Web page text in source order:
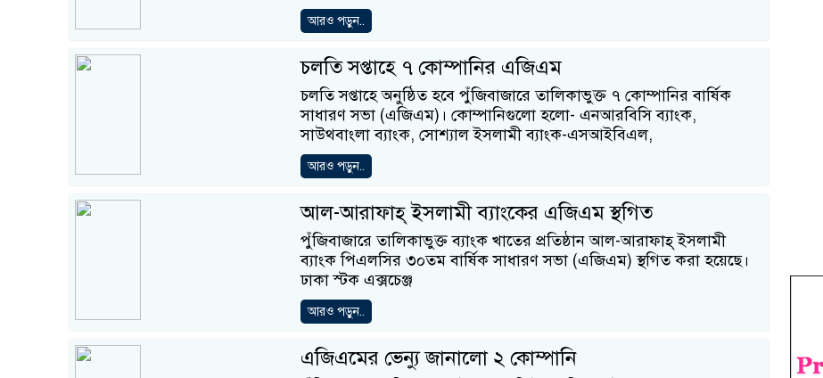
আরও পড়ুন..
চলতি সপ্তাহে ৭ কোম্পানির এজিএম
চলতি সপ্তাহে অনুষ্ঠিত হবে পুঁজিবাজারে তালিকাভুক্ত ৭ কোম্পানির বার্ষিক
সাধারণ সভা (এজিএম)। কোম্পানিগুলো হলো- এনআরবিসি ব্যাংক,
সাউথবাংলা ব্যাংক, সোশ্যাল ইসলামী ব্যাংক-এসআইবিএল,
আরও পড়ুন..
আল-আরাফাহ্ ইসলামী ব্যাংকের এজিএম স্থগিত
পুঁজিবাজারে তালিকাভুক্ত ব্যাংক খাতের প্রতিষ্ঠান আল-আরাফাহ্ ইসলামী
ব্যাংক পিএলসির ৩০তম বার্ষিক সাধারণ সভা (এজিএম) স্থগিত করা হয়েছে।
ঢাকা স্টক এক্সচেঞ্জ
আরও পড়ুন..
এজিএমের ভেন্যু জানালো ২ কোম্পানি